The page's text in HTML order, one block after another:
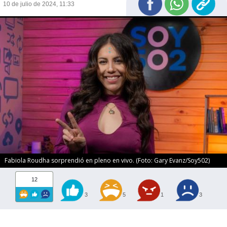
10 de julio de 2024, 11:33
Fabiola Roudha sorprendió en pleno en vivo. (Foto: Gary Evanz/Soy502)
12
3 5 1 3